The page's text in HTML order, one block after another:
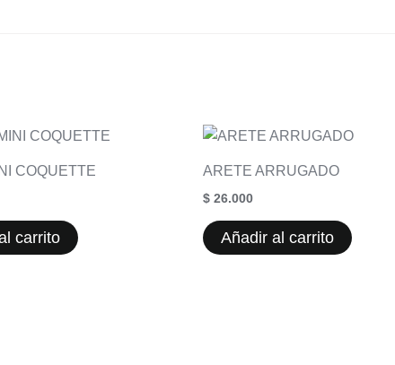
COQUETTE
carrito
ARETE ARRUGADO
$ 26.000
Añadir al carrito